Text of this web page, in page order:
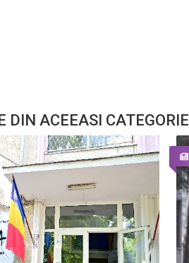
DIN ACEEASI CATEGORIE